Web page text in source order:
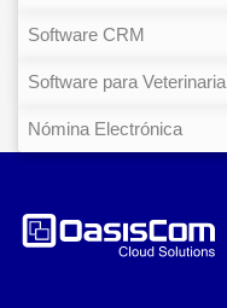
Software CRM
Software para Veterinaria
Nómina Electrónica